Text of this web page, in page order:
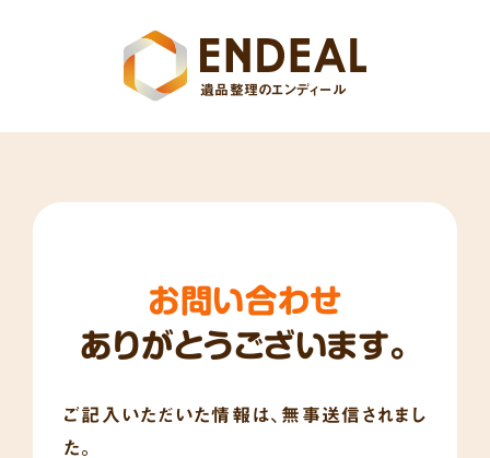
遺品整理のエンディール
お問い合わせ
ありがとうございます。
ご記入いただいた情報は、無事送信されまし
た。